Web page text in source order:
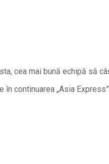
cea mai bună echipă să
în continuarea „Asia